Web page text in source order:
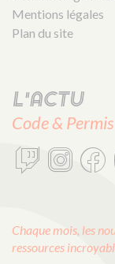
Mentions légales
Plan du site
L'actu
Code & Permis
Chaque mois, les
ressources